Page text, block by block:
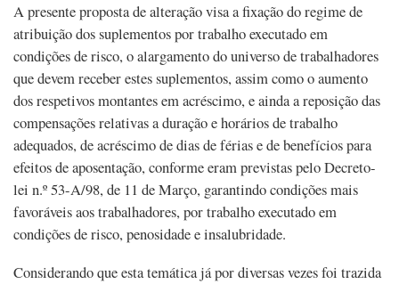
A presente proposta de alteração visa a fixação do regime de
atribuição dos suplementos por trabalho executado em
condições de risco, o alargamento do universo de trabalhadores
que devem receber estes suplementos, assim como o aumento
dos respetivos montantes em acréscimo, e ainda a reposição das
compensações relativas a duração e horários de trabalho
adequados, de acréscimo de dias de férias e de benefícios para
efeitos de aposentação, conforme eram previstas pelo Decreto-
lei n.º 53-A/98, de 11 de Março, garantindo condições mais
favoráveis aos trabalhadores, por trabalho executado em
condições de risco, penosidade e insalubridade.
Considerando que esta temática já por diversas vezes foi trazida